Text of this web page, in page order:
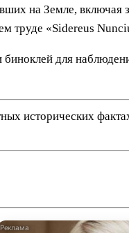
на Земле, включая
труде «Sidereus
биноклей для
исторических